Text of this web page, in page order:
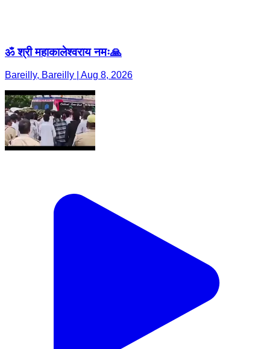
ॐ श्री महाकालेश्वराय नमः🙏
Bareilly, Bareilly | Aug 8, 2026